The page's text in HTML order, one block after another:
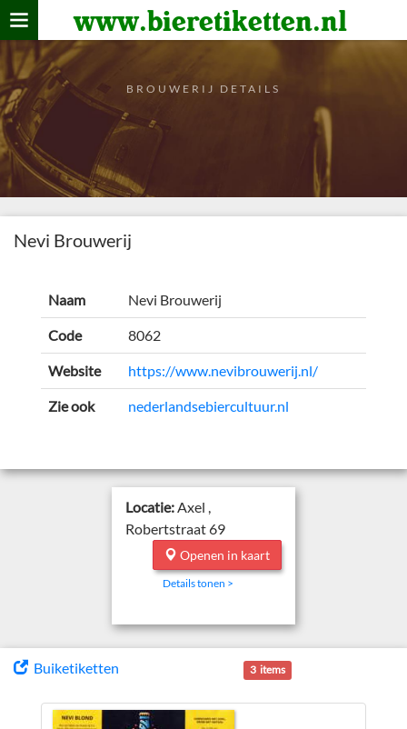
www.bieretiketten.nl
Home
verzamelen
De bierkaart
Bezoekers
BROUWERIJ DETAILS
Nevi Brouwerij
Naam Nevi Brouwerij
Code 8062
Website https://www.nevibrouwerij.nl/
Zie ook nederlandsebiercultuur.nl
Locatie:Axel ,
Robertstraat 69
Openen in kaart
Details tonen >
Buiketiketten 3 items